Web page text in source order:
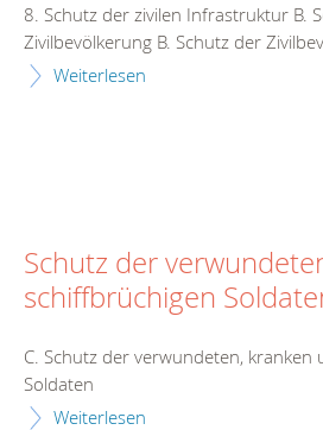
8. Schutz der zivilen Infrastruktur B.
Zivilbevölkerung B. Schutz der
Weiterlesen
Schutz der
schiffbrüchigen
C. Schutz der verwundeten,
Soldaten
Weiterlesen